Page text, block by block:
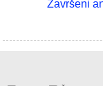
Završeni